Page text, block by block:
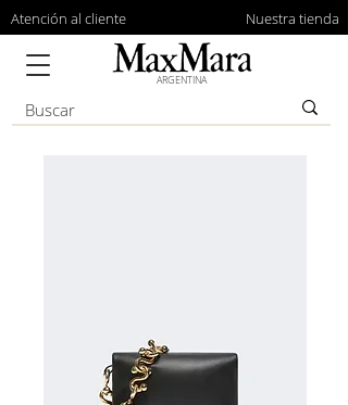
Atención al cliente Nuestra tienda
ARGENTINA